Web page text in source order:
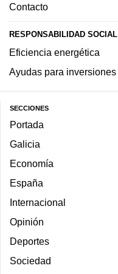
Contacto
RESPONSABILIDAD SOCIAL
Eficiencia energética
Ayudas para inversiones
SECCIONES
Portada
Galicia
Economía
España
Internacional
Opinión
Deportes
Sociedad